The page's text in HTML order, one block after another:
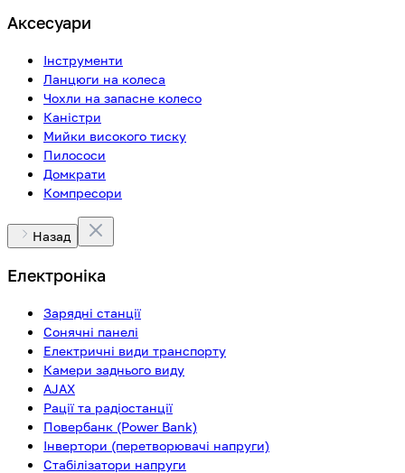
Аксесуари
Інструменти
Ланцюги на колеса
Чохли на запасне колесо
Каністри
Мийки високого тиску
Пилососи
Домкрати
Компресори
Назад
Електроніка
Зарядні станції
Сонячні панелі
Електричні види транспорту
Камери заднього виду
AJAX
Рації та радіостанції
Повербанк (Power Bank)
Інвертори (перетворювачі напруги)
Стабілізатори напруги